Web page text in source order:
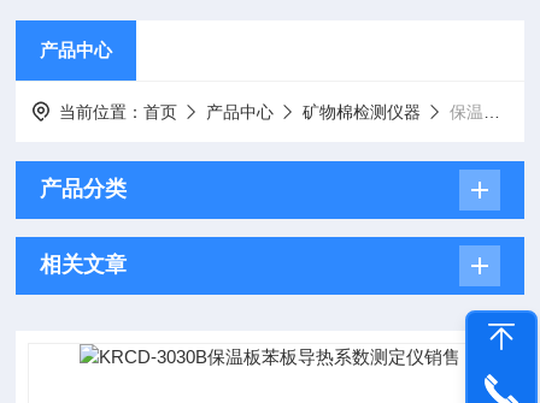
产品中心
当前位置：首页 产品中心 矿物棉检测仪器 保温板苯板导热系数测定仪
产品分类
相关文章